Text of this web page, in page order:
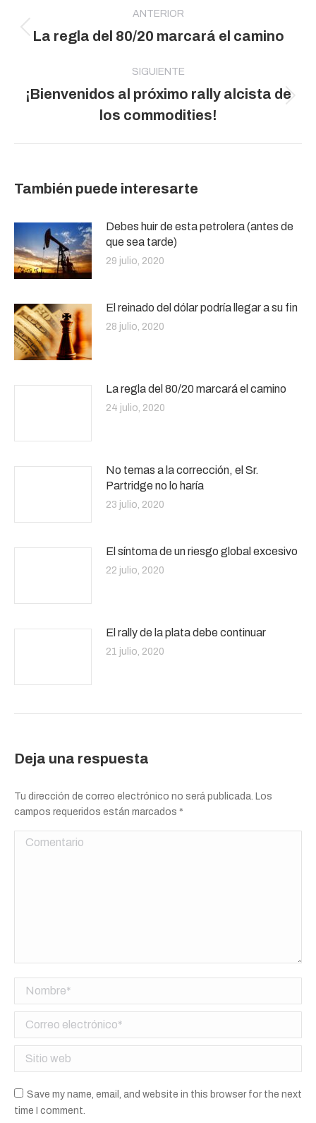
entre
publicaciones
ANTERIOR
Publicación
La regla del 80/20 marcará el camino
SIGUIENTE
Publicación
siguiente:
¡Bienvenidos al próximo rally alcista de
los commodities!
También puede interesarte
Debes huir de esta petrolera (antes de
que sea tarde)
29 julio, 2020
El reinado del dólar podría llegar a su fin
28 julio, 2020
La regla del 80/20 marcará el camino
24 julio, 2020
No temas a la corrección, el Sr.
Partridge no lo haría
23 julio, 2020
El síntoma de un riesgo global excesivo
22 julio, 2020
El rally de la plata debe continuar
21 julio, 2020
Deja una respuesta
Tu dirección de correo electrónico no será publicada. Los
campos requeridos están marcados *
Comentario
Nombre *
Correo electrónico *
Sitio web
Save my name, email, and website in this browser for the next
time I comment.